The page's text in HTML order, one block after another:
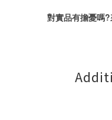
對實品有擔憂嗎